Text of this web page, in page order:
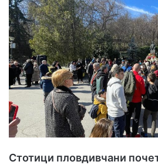
o
w
o
n
X
a
n
e
m
a
i
l
Стотици пловдивчани